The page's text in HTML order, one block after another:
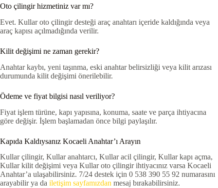
Oto çilingir hizmetiniz var mı?
Evet. Kullar oto çilingir desteği araç anahtarı içeride kaldığında veya
araç kapısı açılmadığında verilir.
Kilit değişimi ne zaman gerekir?
Anahtar kaybı, yeni taşınma, eski anahtar belirsizliği veya kilit arızası
durumunda kilit değişimi önerilebilir.
Ödeme ve fiyat bilgisi nasıl veriliyor?
Fiyat işlem türüne, kapı yapısına, konuma, saate ve parça ihtiyacına
göre değişir. İşlem başlamadan önce bilgi paylaşılır.
Kapıda Kaldıysanız Kocaeli Anahtar’ı Arayın
Kullar çilingir, Kullar anahtarcı, Kullar acil çilingir, Kullar kapı açma,
Kullar kilit değişimi veya Kullar oto çilingir ihtiyacınız varsa Kocaeli
Anahtar’a ulaşabilirsiniz. 7/24 destek için 0 538 390 55 92 numarasını
arayabilir ya da iletişim sayfamızdan mesaj bırakabilirsiniz.